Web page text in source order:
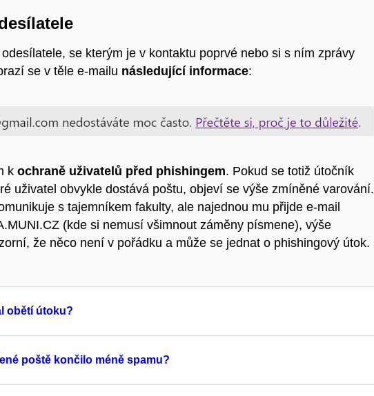
se kterým je v kontaktu poprvé nebo si s ním zprávy
se v těle e-mailu následující informace:
k ochraně uživatelů před phishingem. Pokud se totiž útočník
uživatel obvykle dostává poštu, objeví se výše zmíněné varování.
s tajemníkem fakulty, ale najednou mu přijde e-mail
(kde si nemusí všimnout záměny písmene), výše
že něco není v pořádku a může se jednat o phishingový útok.
obětí útoku?
poště končilo méně spamu?